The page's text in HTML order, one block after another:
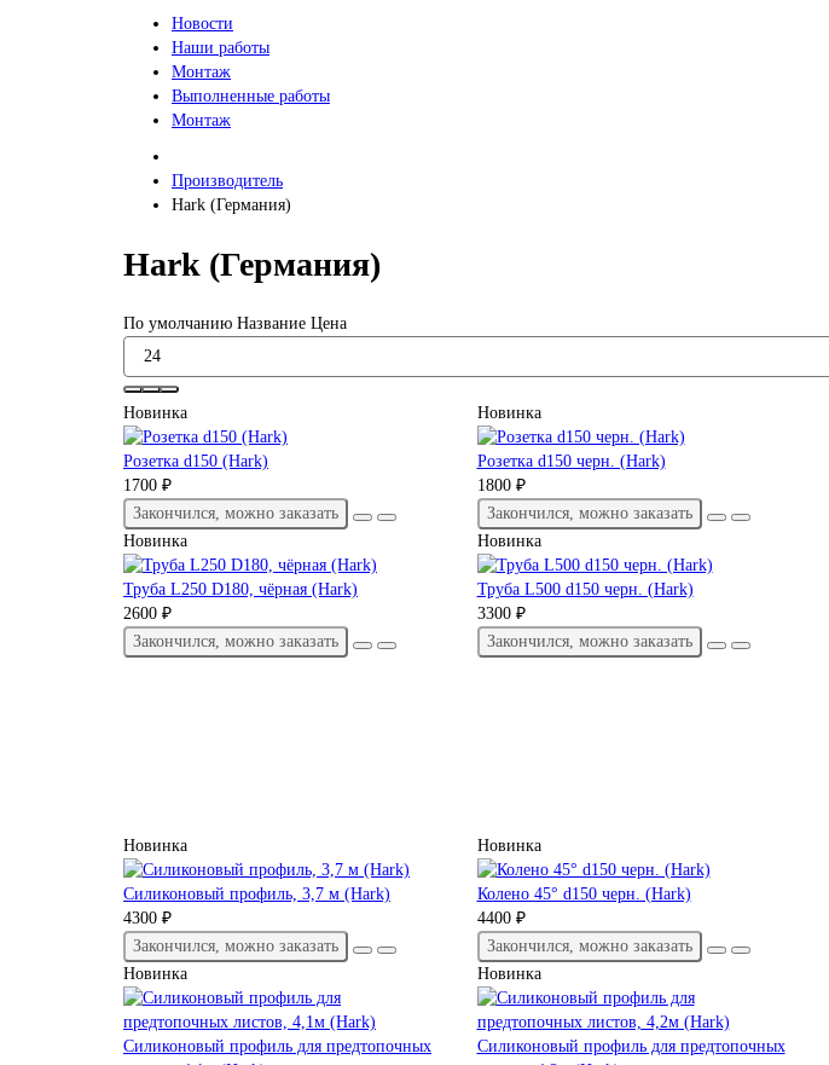
Новости
Наши работы
Монтаж
Выполненные работы
Монтаж
Производитель
Hark (Германия)
Hark (Германия)
По умолчанию Название Цена
Новинка
Розетка d150 (Hark)
1700 ₽
Закончился, можно заказать
Новинка
Розетка d150 черн. (Hark)
1800 ₽
Закончился, можно заказать
Новинка
Труба L250 D180, чёрная (Hark)
2600 ₽
Закончился, можно заказать
Новинка
Труба L500 d150 черн. (Hark)
3300 ₽
Закончился, можно заказать
Новинка
Силиконовый профиль, 3,7 м (Hark)
4300 ₽
Закончился, можно заказать
Новинка
Колено 45° d150 черн. (Hark)
4400 ₽
Закончился, можно заказать
Новинка
Силиконовый профиль для предтопочных
Новинка
Силиконовый профиль для предтопочных